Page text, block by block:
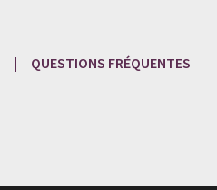
| QUESTIONS FRÉQUENTES